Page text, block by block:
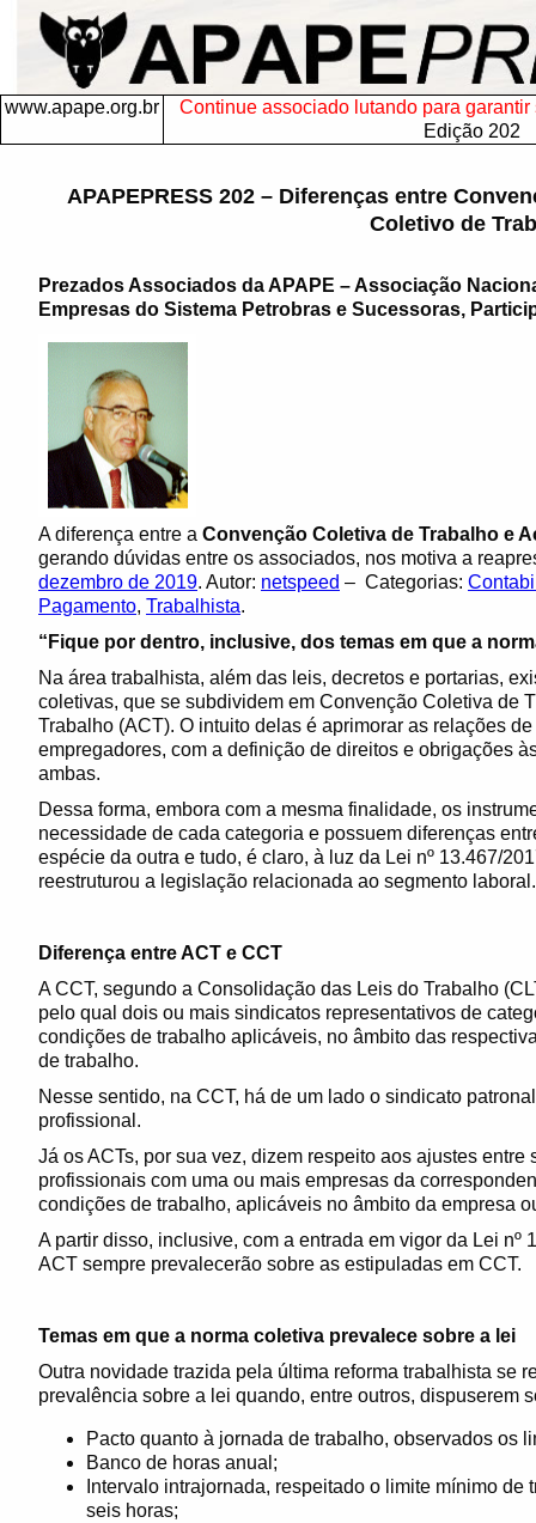
www.apape.org.br
Continue associado lutando para
Edição 202
APAPEPRESS 202 – Diferenças entre
Coletivo de
Prezados Associados da APAPE – Associação
Empresas do Sistema Petrobras e Sucessoras,
A diferença entre a Convenção Coletiva de Trabalho e
gerando dúvidas entre os associados, nos motiva a
dezembro de 2019. Autor: netspeed – Categorias:
Pagamento, Trabalhista.
“ Fique por dentro, inclusive, dos temas em que a
Na área trabalhista, além das leis, decretos e portarias,
coletivas, que se subdividem em Convenção Coletiva de
Trabalho (ACT). O intuito delas é aprimorar as relações
empregadores, com a definição de direitos e obrigações
ambas.
Dessa forma, embora com a mesma finalidade, os
necessidade de cada categoria e possuem diferenças
espécie da outra e tudo, é claro, à luz da Lei nº 13.467/
reestruturou a legislação relacionada ao segmento laboral.
Diferença entre ACT e CCT
A CCT, segundo a Consolidação das Leis do Trabalho
pelo qual dois ou mais sindicatos representativos de
condições de trabalho aplicáveis, no âmbito das
de trabalho.
Nesse sentido, na CCT, há de um lado o sindicato
profissional.
Já os ACTs, por sua vez, dizem respeito aos ajustes
profissionais com uma ou mais empresas da
condições de trabalho, aplicáveis no âmbito da empresa
A partir disso, inclusive, com a entrada em vigor da Lei
ACT sempre prevalecerão sobre as estipuladas em CCT.
Temas em que a norma coletiva prevalece sobre a lei
Outra novidade trazida pela última reforma trabalhista se
prevalência sobre a lei quando, entre outros, dispuserem
Pacto quanto à jornada de trabalho, observados os
Banco de horas anual;
Intervalo intrajornada, respeitado o limite mínimo
seis horas;